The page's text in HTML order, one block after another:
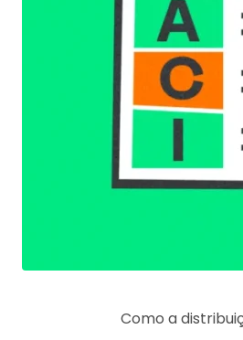
Como a